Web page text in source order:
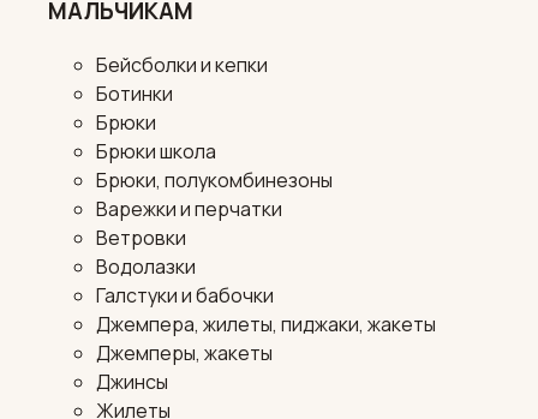
МАЛЬЧИКАМ
Бейсболки и кепки
Ботинки
Брюки
Брюки школа
Брюки, полукомбинезоны
Варежки и перчатки
Ветровки
Водолазки
Галстуки и бабочки
Джемпера, жилеты, пиджаки, жакеты
Джемперы, жакеты
Джинсы
Жилеты